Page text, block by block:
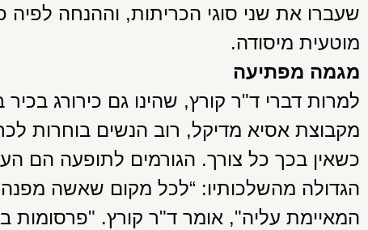
שעברו את שני סוגי הכריתות, וההנחה
מוטעית מיסודה.
מגמה מפתיעה
למרות דברי ד"ר קורץ, שהינו גם כירורג
מקבוצת אסיא מדיקל, רוב הנשים בוחרות
כשאין בכך כל צורך. הגורמים לתופעה הם
הגדולה מהשלכותיו: “לכל מקום שאשה
המאיימת עליה", אומר ד"ר קורץ. "פרסומות